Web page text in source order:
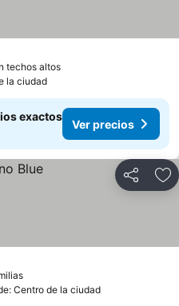
techos altos
la ciudad
exactos
Ver precios
Compartir
Centro de la ciudad